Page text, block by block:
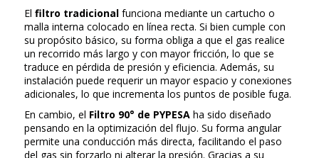
El filtro tradicional funciona mediante un cartucho o
malla interna colocado en línea recta. Si bien cumple con
su propósito básico, su forma obliga a que el gas realice
un recorrido más largo y con mayor fricción, lo que se
traduce en pérdida de presión y eficiencia. Además, su
instalación puede requerir un mayor espacio y conexiones
adicionales, lo que incrementa los puntos de posible fuga.
En cambio, el Filtro 90° de PYPESA ha sido diseñado
pensando en la optimización del flujo. Su forma angular
permite una conducción más directa, facilitando el paso
del gas sin forzarlo ni alterar la presión. Gracias a su